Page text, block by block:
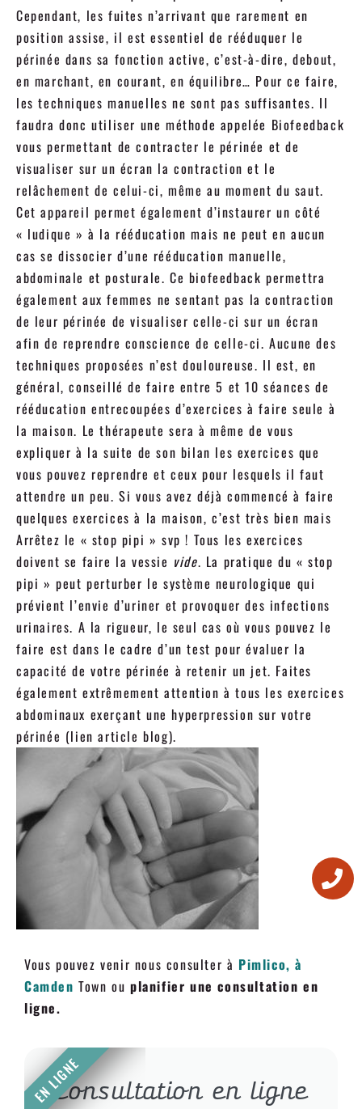
Cependant, les fuites n’arrivant que rarement en
position assise, il est essentiel de rééduquer le
périnée dans sa fonction active, c’est-à-dire, debout,
en marchant, en courant, en équilibre… Pour ce faire,
les techniques manuelles ne sont pas suffisantes. Il
faudra donc utiliser une méthode appelée Biofeedback
vous permettant de contracter le périnée et de
visualiser sur un écran la contraction et le
relâchement de celui-ci, même au moment du saut.
Cet appareil permet également d’instaurer un côté
« ludique » à la rééducation mais ne peut en aucun
cas se dissocier d’une rééducation manuelle,
abdominale et posturale. Ce biofeedback permettra
également aux femmes ne sentant pas la contraction
de leur périnée de visualiser celle-ci sur un écran
afin de reprendre conscience de celle-ci. Aucune des
techniques proposées n’est douloureuse. Il est, en
général, conseillé de faire entre 5 et 10 séances de
rééducation entrecoupées d’exercices à faire seule à
la maison. Le thérapeute sera à même de vous
expliquer à la suite de son bilan les exercices que
vous pouvez reprendre et ceux pour lesquels il faut
attendre un peu. Si vous avez déjà commencé à faire
quelques exercices à la maison, c’est très bien mais
Arrêtez le « stop pipi » svp ! Tous les exercices
doivent se faire la vessie vide. La pratique du « stop
pipi » peut perturber le système neurologique qui
prévient l’envie d’uriner et provoquer des infections
urinaires. A la rigueur, le seul cas où vous pouvez le
faire est dans le cadre d’un test pour évaluer la
capacité de votre périnée à retenir un jet. Faites
également extrêmement attention à tous les exercices
abdominaux exerçant une hyperpression sur votre
périnée (lien article blog).
Vous pouvez venir nous consulter à Pimlico, à
Camden Town ouplanifier une consultation en
ligne.
Consultation en ligne
EN LIGNE